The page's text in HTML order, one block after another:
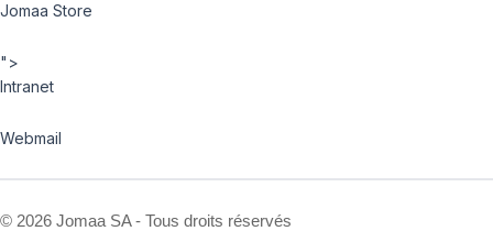
Jomaa Store
">
Intranet
Webmail
© 2026 Jomaa SA - Tous droits réservés